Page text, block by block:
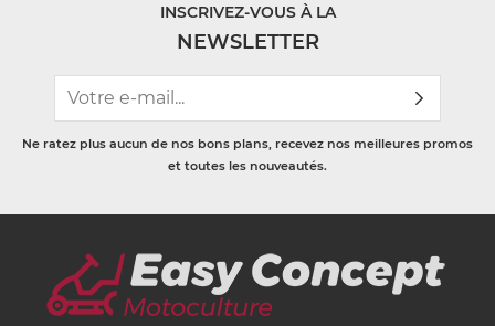
INSCRIVEZ-VOUS À LA
NEWSLETTER
Ne ratez plus aucun de nos bons plans, recevez nos meilleures promos
et toutes les nouveautés.